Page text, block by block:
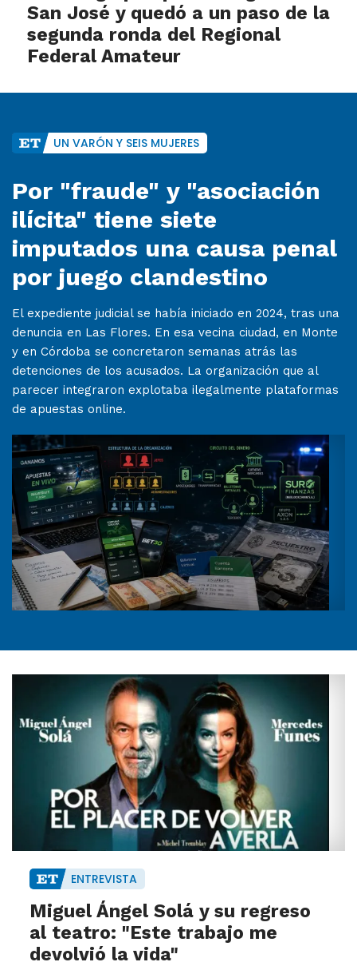
San José y quedó a un paso de la
segunda ronda del Regional
Federal Amateur
UN VARÓN Y SEIS MUJERES
Por "fraude" y "asociación
ilícita" tiene siete
imputados una causa penal
por juego clandestino
El expediente judicial se había iniciado en 2024, tras una
denuncia en Las Flores. En esa vecina ciudad, en Monte
y en Córdoba se concretaron semanas atrás las
detenciones de los acusados. La organización que al
parecer integraron explotaba ilegalmente plataformas
de apuestas online.
ENTREVISTA
Miguel Ángel Solá y su regreso
al teatro: "Este trabajo me
devolvió la vida"